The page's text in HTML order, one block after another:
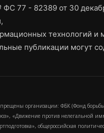
77 - 82389 от 30
технологий и
публикации могут
организации: ФБК (Фонд
«Движение против
общероссийская